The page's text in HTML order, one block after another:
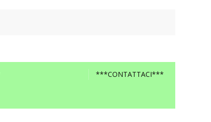
***CONTATTACI***